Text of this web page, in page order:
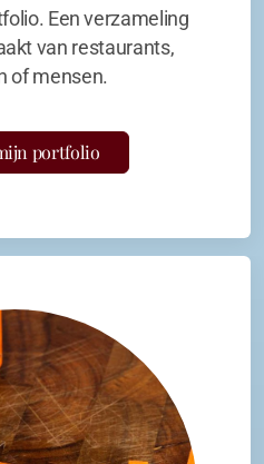
Een verzameling
van restaurants,
of mensen.
portfolio